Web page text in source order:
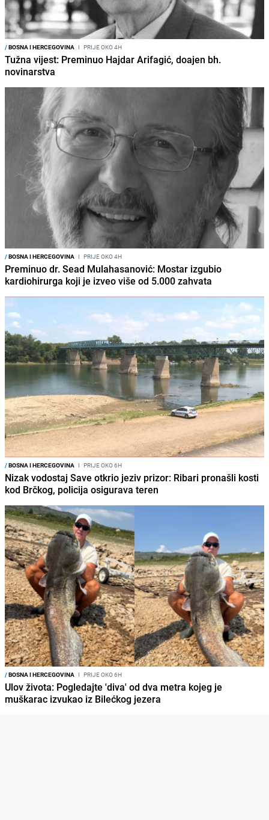
/BOSNA I HERCEGOVINA I PRIJE OKO 4H
Tužna vijest: Preminuo Hajdar Arifagić, doajen bh.
novinarstva
/BOSNA I HERCEGOVINA I PRIJE OKO 4H
Preminuo dr. Sead Mulahasanović: Mostar izgubio
kardiohirurga koji je izveo više od 5.000 zahvata
/BOSNA I HERCEGOVINA I PRIJE OKO 6H
Nizak vodostaj Save otkrio jeziv prizor: Ribari pronašli kosti
kod Brčkog, policija osigurava teren
/BOSNA I HERCEGOVINA I PRIJE OKO 6H
Ulov života: Pogledajte 'diva' od dva metra kojeg je
muškarac izvukao iz Bilećkog jezera